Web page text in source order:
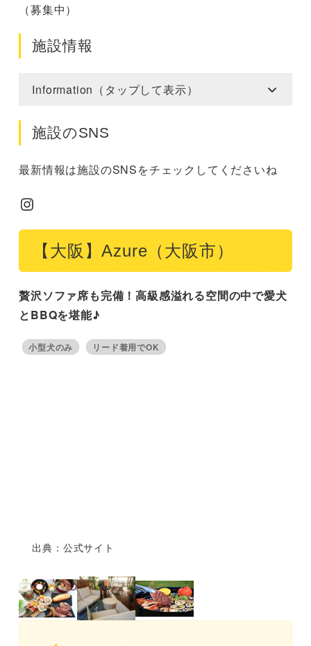
（募集中）
施設情報
Information（タップして表示）
施設のSNS
最新情報は施設のSNSをチェックしてくださいね
Instagram
【大阪】Azure（大阪市）
贅沢ソファ席も完備！高級感溢れる空間の中で愛犬
とBBQを堪能♪
小型犬のみ リード着用でOK
出典：公式サイト